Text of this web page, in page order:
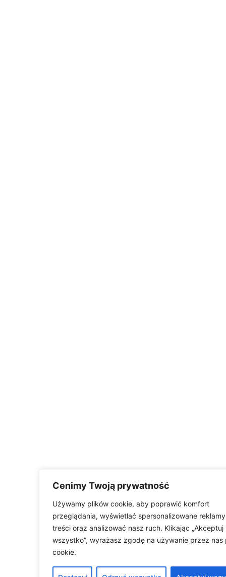
Cenimy Twoją prywatność
Używamy plików cookie, aby poprawić komfort
przeglądania, wyświetlać spersonalizowane
treści oraz analizować nasz ruch. Klikając „Akceptuj
wszystko”, wyrażasz zgodę na używanie przez nas
cookie.